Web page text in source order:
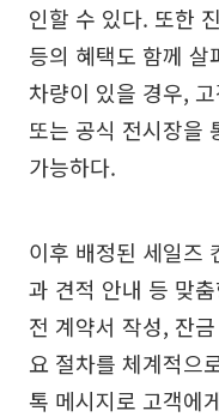
인할 수 있다. 또한
등의 혜택도 함께
차량이 있을 경우,
또는 공식 전시장을
가능하다.
이후 배정된 세일즈
과 견적 안내 등 맞
전 계약서 작성, 잔
요 절차를 체계적으
톡 메시지로 고객에